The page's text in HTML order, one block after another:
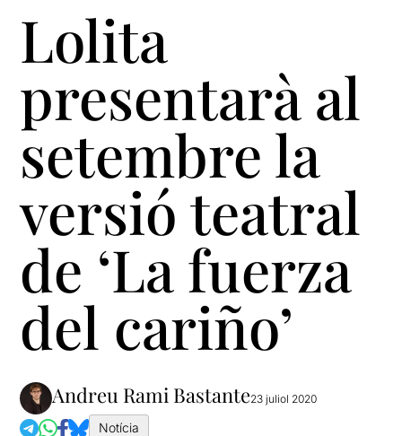
Lolita
presentarà al
setembre la
versió teatral
de ‘La fuerza
del cariño’
Andreu Rami Bastante23 juliol 2020
Notícia